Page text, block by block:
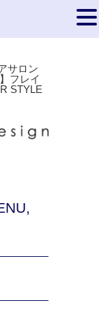
サロン
フレイ
STYLE
,